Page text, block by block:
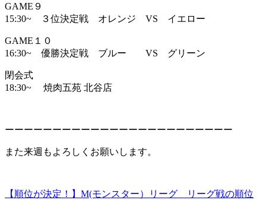
GAME９
15:30~ ３位決定戦 オレンジ VS イエロー
GAME１０
16:30~ 優勝決定戦 ブルー VS グリーン
閉会式
18:30~ 焼肉五苑 北谷店
ーーーーーーーーーーーーーーーーーーーーーーーー
また来週もよろしくお願いします。
【順位が決定！】M(モンスター）リーグ リーグ戦の順位